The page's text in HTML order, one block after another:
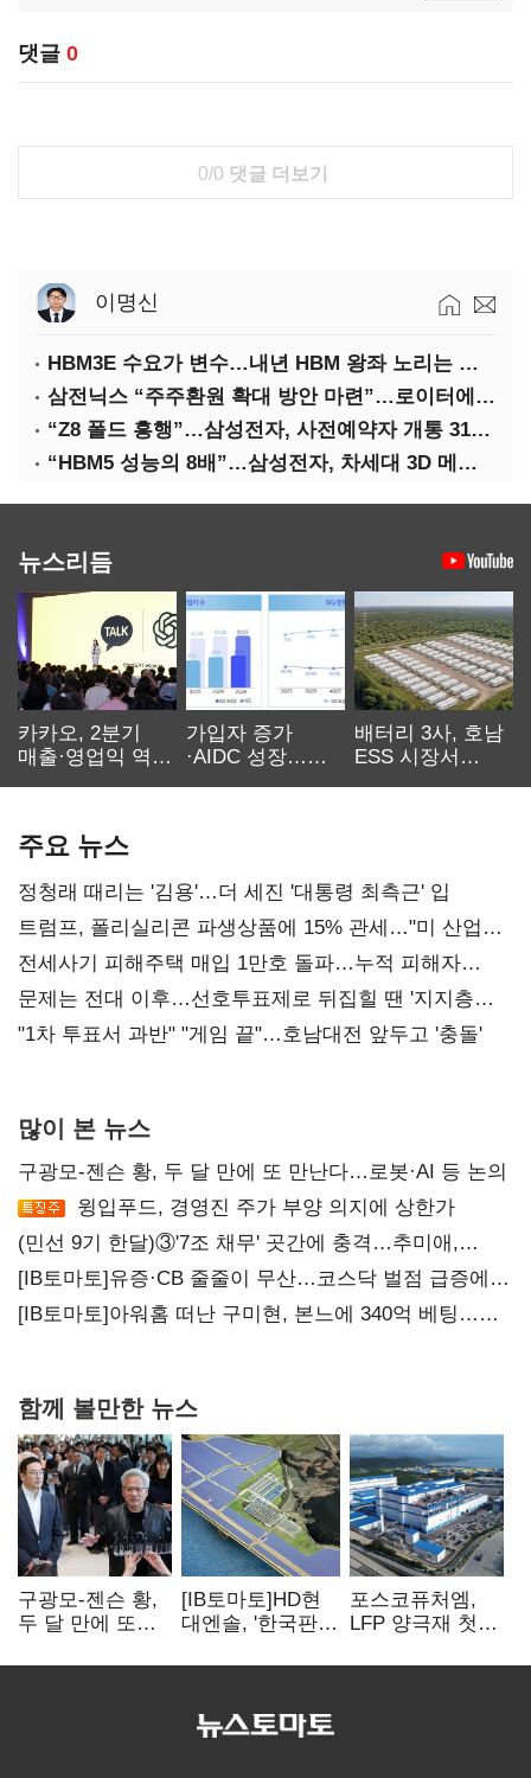
댓글 0
0/0 댓글 더보기
이명신
HBM3E 수요가 변수…내년 HBM 왕좌 노리는 삼성
삼전닉스 “주주환원 확대 방안 마련”…로이터에 성명 보내
“Z8 폴드 흥행”…삼성전자, 사전예약자 개통 31일까지 연장
“HBM5 성능의 8배”…삼성전자, 차세대 3D 메모리 ‘zHBM’ 공개
뉴스리듬
카카오, 2분기
매출·영업익 역대
가입자 증가
·AIDC 성장…
배터리 3사, 호남
ESS 시장서
주요 뉴스
정청래 때리는 '김용'…더 세진 '대통령 최측근' 입
트럼프, 폴리실리콘 파생상품에 15% 관세…"미 산업
재건"
전세사기 피해주택 매입 1만호 돌파…누적 피해자
4만278명
문제는 전대 이후…선호투표제로 뒤집힐 땐 '지지층
불복'
"1차 투표서 과반" "게임 끝"…호남대전 앞두고 '충돌'
많이 본 뉴스
구광모-젠슨 황, 두 달 만에 또 만난다…로봇·AI 등 논의
윙입푸드, 경영진 주가 부양 의지에 상한가
(민선 9기 한달)③'7조 채무' 곳간에 충격…추미애,
20년만에 '비상재정' 선언 승부수
[IB토마토]유증·CB 줄줄이 무산…코스닥 벌점 급증에
상폐 압박
[IB토마토]아워홈 떠난 구미현, 본느에 340억 베팅…
함께 볼만한 뉴스
구광모-젠슨 황,
두 달 만에 또
등 논의
[IB토마토]HD현
대엔솔, '한국판
세액공제 선택이
포스코퓨처엠,
LFP 양극재 첫
ESS 시장 공략